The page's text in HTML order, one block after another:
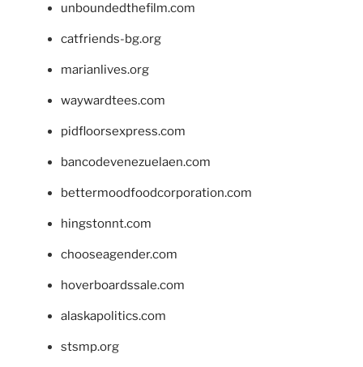
unboundedthefilm.com
catfriends-bg.org
marianlives.org
waywardtees.com
pidfloorsexpress.com
bancodevenezuelaen.com
bettermoodfoodcorporation.com
hingstonnt.com
chooseagender.com
hoverboardssale.com
alaskapolitics.com
stsmp.org